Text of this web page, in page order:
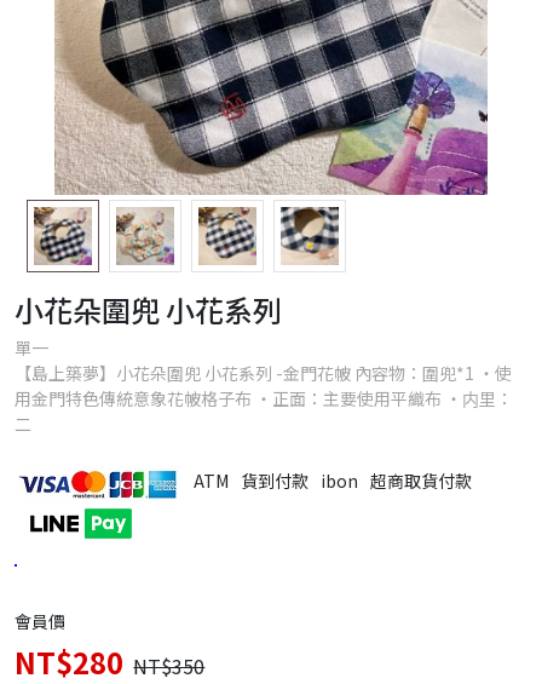
小花朵圍兜 小花系列
單一
【島上築夢】小花朵圍兜 小花系列 -金門花帔 內容物：圍兜*1 ・使
用金門特色傳統意象花帔格子布 ・正面：主要使用平織布 ・内里：
二
ATM 貨到付款 ibon 超商取貨付款
會員價
NT$280 NT$350